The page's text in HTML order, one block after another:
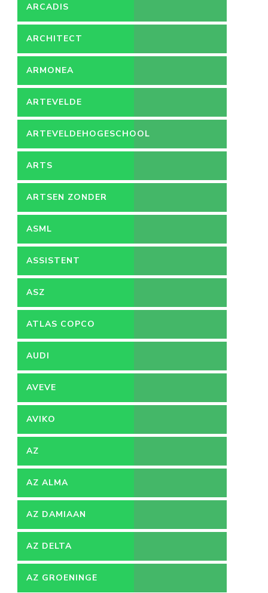
ARCADIS
ARCHITECT
ARMONEA
ARTEVELDE
ARTEVELDEHOGESCHOOL
ARTS
ARTSEN ZONDER
GRENZEN
ASML
ASSISTENT
ACCOUNTANT
ASZ
ATLAS COPCO
AUDI
AVEVE
AVIKO
AZ
AZ ALMA
AZ DAMIAAN
AZ DELTA
AZ GROENINGE